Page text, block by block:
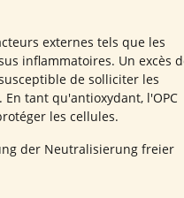
externes tels que les
inflammatoires. Un excès
de solliciter les
tant qu'antioxydant, l'OPC
les cellules.